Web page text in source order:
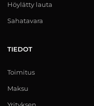
Höylätty lauta
Sahatavara
TIEDOT
Toimitus
Maksu